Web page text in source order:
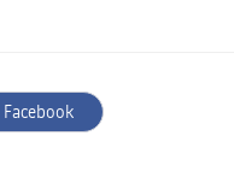
label.aria.facebook
Facebook